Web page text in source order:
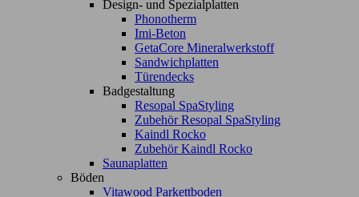
Design- und Spezialplatten
Phonotherm
Imi-Beton
GetaCore Mineralwerkstoff
Sandwichplatten
Türendecks
Badgestaltung
Resopal SpaStyling
Zubehör Resopal SpaStyling
Kaindl Rocko
Zubehör Kaindl Rocko
Saunaplatten
Böden
Vitawood Parkettboden